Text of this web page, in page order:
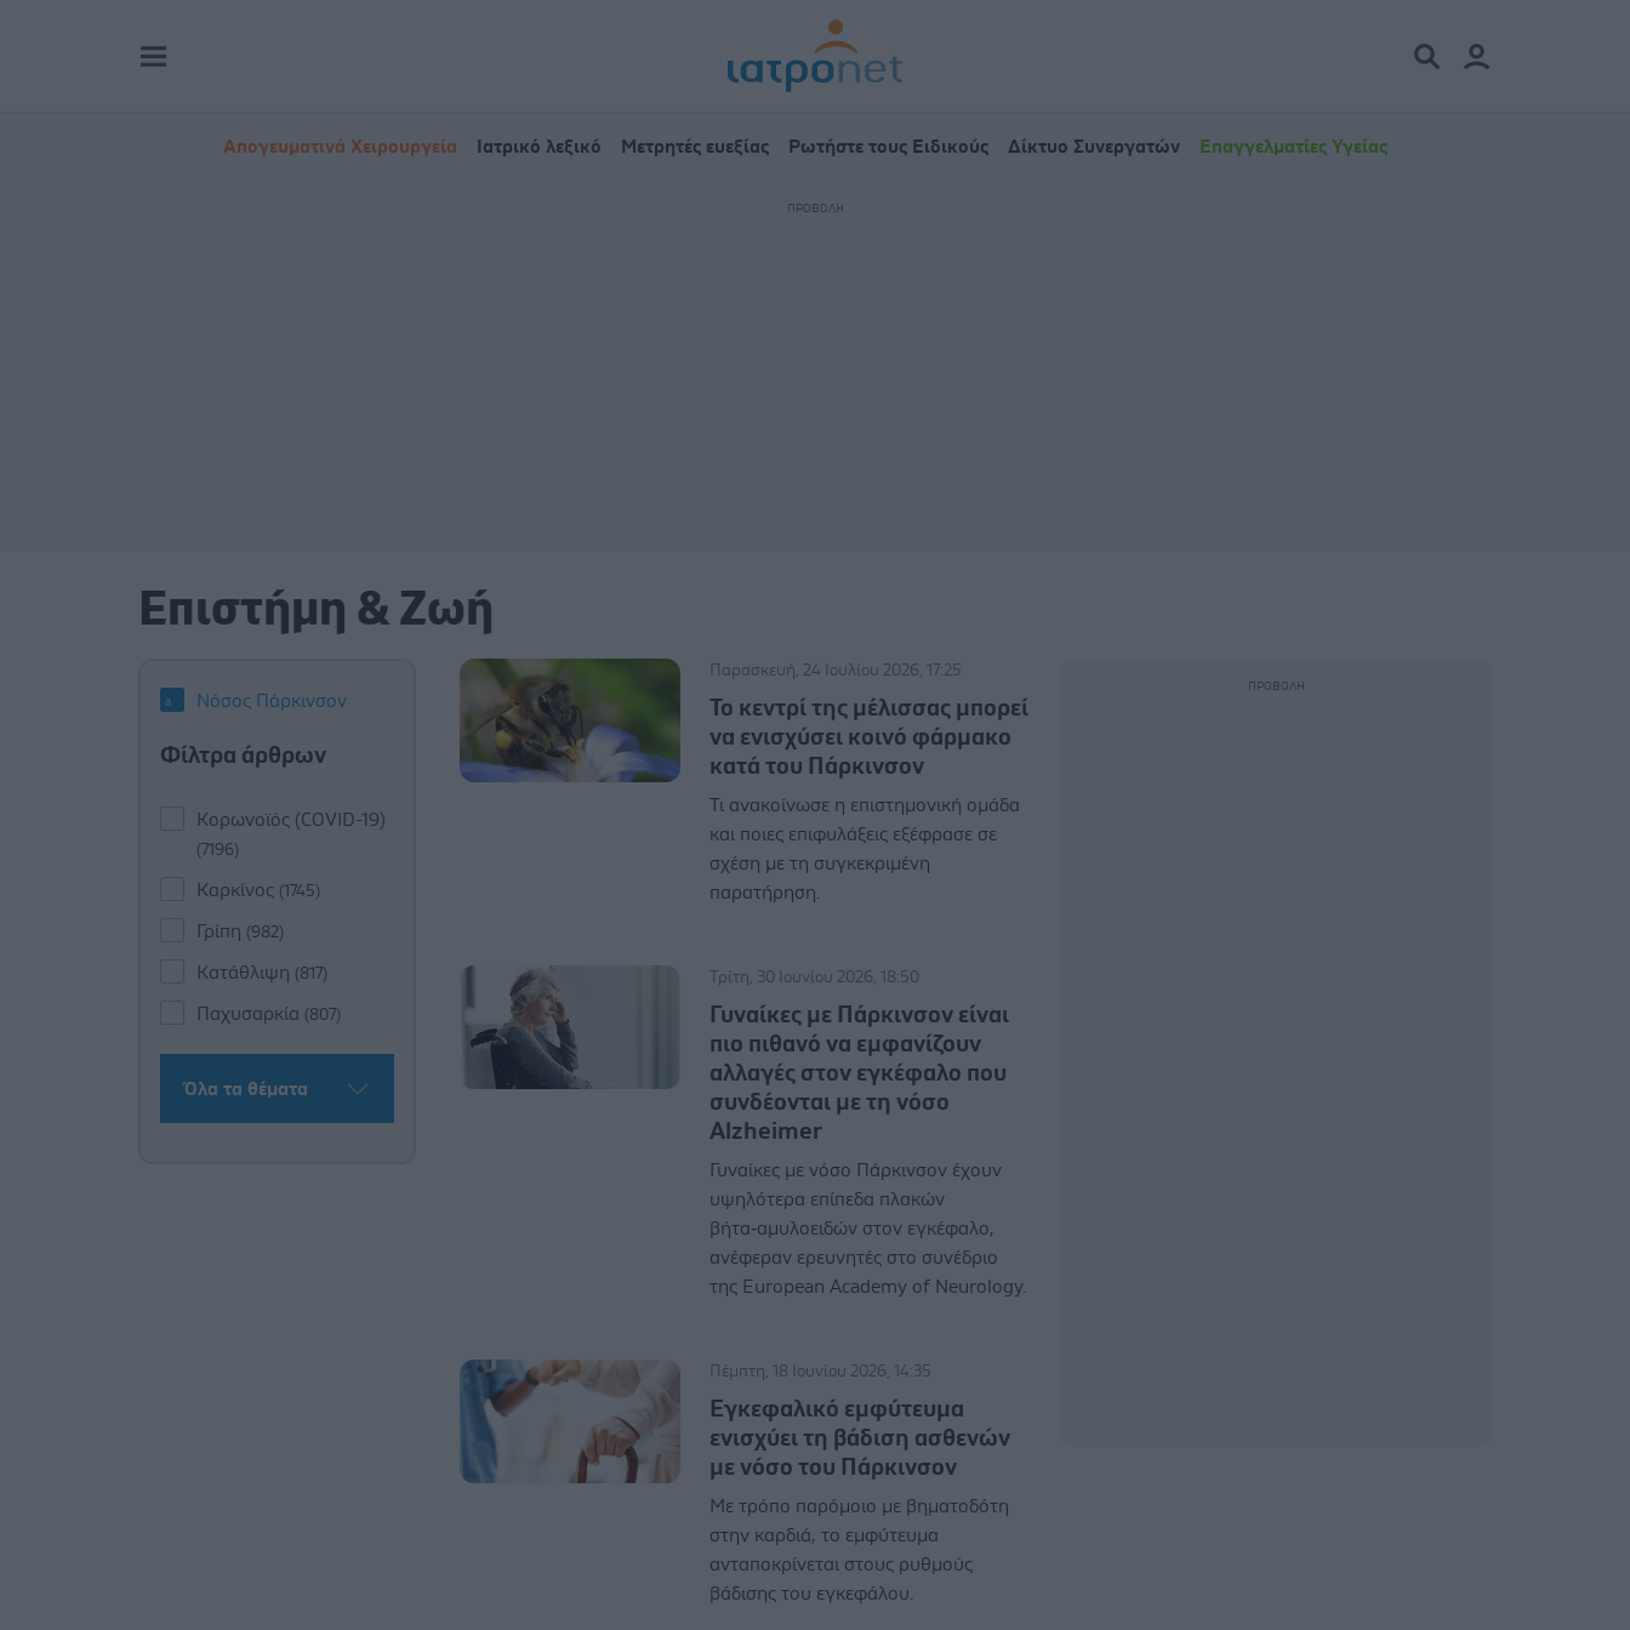
Απογευματινά Χειρουργεία Ιατρικό λεξικό Μετρητές ευεξίας Ρωτήστε τους Ειδικούς Δίκτυο Συνεργατών Επαγγελματίες Υγείας
Επιστήμη & Ζωή
Νόσος Πάρκινσον
Φίλτρα άρθρων
Κορωνοϊός (COVID-19)
(7196)
Καρκίνος (1745)
Γρίπη (982)
Κατάθλιψη (817)
Παχυσαρκία (807)
Όλα τα θέματα
Παρασκευή, 24 Ιουλίου 2026, 17:25
Το κεντρί της μέλισσας μπορεί
να ενισχύσει κοινό φάρμακο
κατά του Πάρκινσον
Τι ανακοίνωσε η επιστημονική ομάδα
και ποιες επιφυλάξεις εξέφρασε σε
σχέση με τη συγκεκριμένη
παρατήρηση.
Τρίτη, 30 Ιουνίου 2026, 18:50
Γυναίκες με Πάρκινσον είναι
πιο πιθανό να εμφανίζουν
αλλαγές στον εγκέφαλο που
συνδέονται με τη νόσο
Alzheimer
Γυναίκες με νόσο Πάρκινσον έχουν
υψηλότερα επίπεδα πλακών
βήτα‑αμυλοειδών στον εγκέφαλο,
ανέφεραν ερευνητές στο συνέδριο
της European Academy of Neurology.
Πέμπτη, 18 Ιουνίου 2026, 14:35
Εγκεφαλικό εμφύτευμα
ενισχύει τη βάδιση ασθενών
με νόσο του Πάρκινσον
Με τρόπο παρόμοιο με βηματοδότη
στην καρδιά, το εμφύτευμα
ανταποκρίνεται στους ρυθμούς
βάδισης του εγκεφάλου.